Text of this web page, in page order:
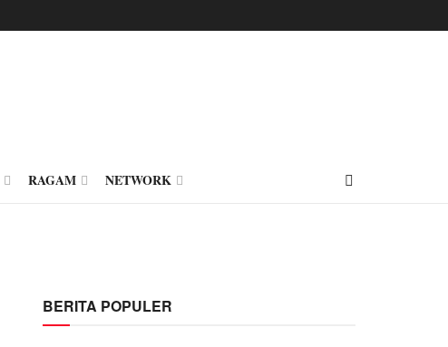
RAGAM NETWORK
BERITA POPULER